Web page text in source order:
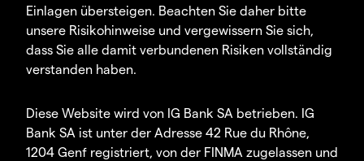
Einlagen übersteigen. Beachten Sie daher bitte
unsere Risikohinweise und vergewissern Sie sich,
dass Sie alle damit verbundenen Risiken vollständig
verstanden haben.
Diese Website wird von IG Bank SA betrieben. IG
Bank SA ist unter der Adresse 42 Rue du Rhône,
1204 Genf registriert, von der FINMA zugelassen und